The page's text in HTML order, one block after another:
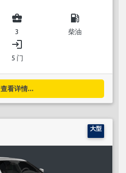
business_center
3
local_gas_station
柴油
login
5 门
查看详情...
大型